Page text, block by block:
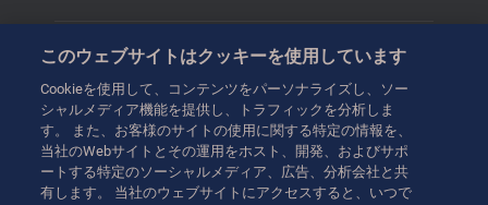
Remote Manipulation
Transfer
Handling
Transport
Training
Training
お問い合わせ
このウェブサイトはクッキーを使用しています
Cookieを使用して、コンテンツをパーソナライズし、ソー
シャルメディア機能を提供し、トラフィックを分析しま
す。 また、お客様のサイトの使用に関する特定の情報を、
当社のWebサイトとその運用をホスト、開発、およびサポ
ートする特定のソーシャルメディア、広告、分析会社と共
有します。 当社のウェブサイトにアクセスすると、いつで